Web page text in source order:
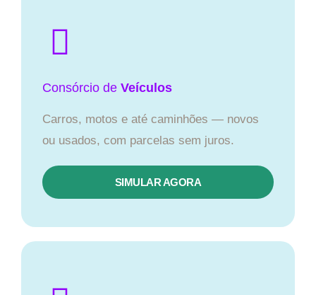
Consórcio de Veículos
Carros, motos e até caminhões — novos
ou usados, com parcelas sem juros.
SIMULAR AGORA